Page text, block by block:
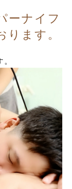
ーナイフ
ます。